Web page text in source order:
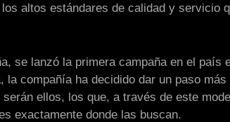
altos estándares de calidad y servicio
se lanzó la primera campaña en el país
compañía ha decidido dar un paso más
ellos, los que, a través de este
exactamente donde las buscan.